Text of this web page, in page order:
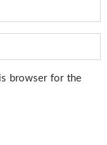
browser for the